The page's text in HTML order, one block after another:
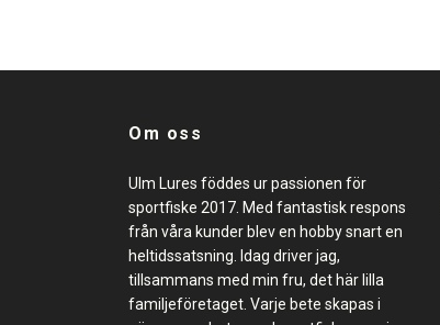
Om oss
Ulm Lures föddes ur passionen för
sportfiske 2017. Med fantastisk respons
från våra kunder blev en hobby snart en
heltidssatsning. Idag driver jag,
tillsammans med min fru, det här lilla
familjeföretaget. Varje bete skapas i